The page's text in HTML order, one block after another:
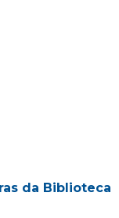
da Biblioteca